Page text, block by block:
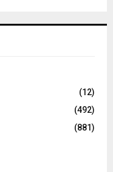
(12)
(492)
(881)